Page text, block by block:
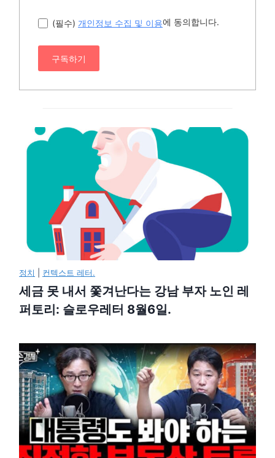
(필수) 개인정보 수집 및 이용에 동의합니다.
구독하기
정치 컨텍스트 레터.
세금 못 내서 쫓겨난다는 강남 부자 노인 레
퍼토리: 슬로우레터 8월6일.